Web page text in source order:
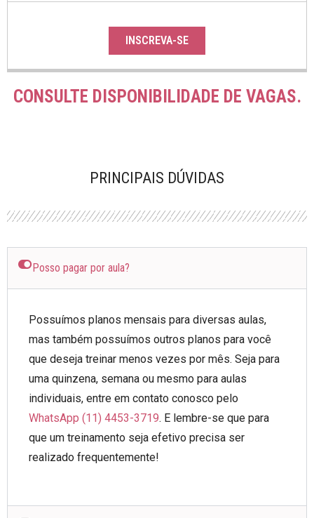
INSCREVA-SE
CONSULTE DISPONIBILIDADE DE VAGAS.
PRINCIPAIS DÚVIDAS
Posso pagar por aula?
Possuímos planos mensais para diversas aulas,
mas também possuímos outros planos para você
que deseja treinar menos vezes por mês. Seja para
uma quinzena, semana ou mesmo para aulas
individuais, entre em contato conosco pelo
WhatsApp (11) 4453-3719. E lembre-se que para
que um treinamento seja efetivo precisa ser
realizado frequentemente!